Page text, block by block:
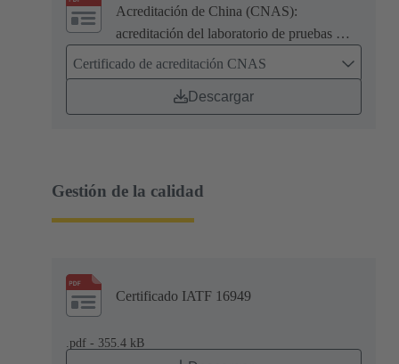
Acreditación de China (CNAS):
acreditación del laboratorio de pruebas de
HARTING en Zhuhai, China.
Certificado de acreditación CNAS
Descargar
Gestión de la calidad
Certificado IATF 16949
.pdf - 355.4 kB